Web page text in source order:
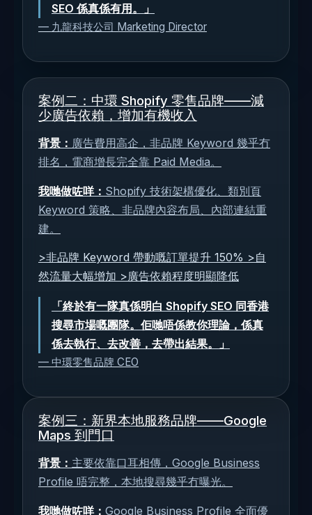
SEO 係真係有用。」
— 九龍科技公司 Marketing Director
案例二：中環 Shopify 零售品牌——減
少廣告依賴，增加有機收入
背景： 廣告費用高企，非品牌 Keyword 幾乎冇
排名，電商增長完全靠 Paid Media。
我哋做咗咩： Shopify 技術架構優化、類別頁
Keyword 策略、非品牌內容布局、內部連結重
建。
>非品牌 Keyword 帶動嘅訂單提升 150% >自
然流量大幅增加 >廣告依賴程度明顯降低
「終於有一隊真係明白 Shopify SEO 同香港
搜尋市場嘅團隊。佢哋唔係教你理論，係真
係去執行、去改善，去帶出結果。」
— 中環零售品牌 CEO
案例三：新界本地服務品牌——Google
Maps 到門口
背景： 主要依靠口耳相傳，Google Business
Profile 唔完整，本地搜尋幾乎冇曝光。
我哋做咗咩： Google Business Profile 全面優